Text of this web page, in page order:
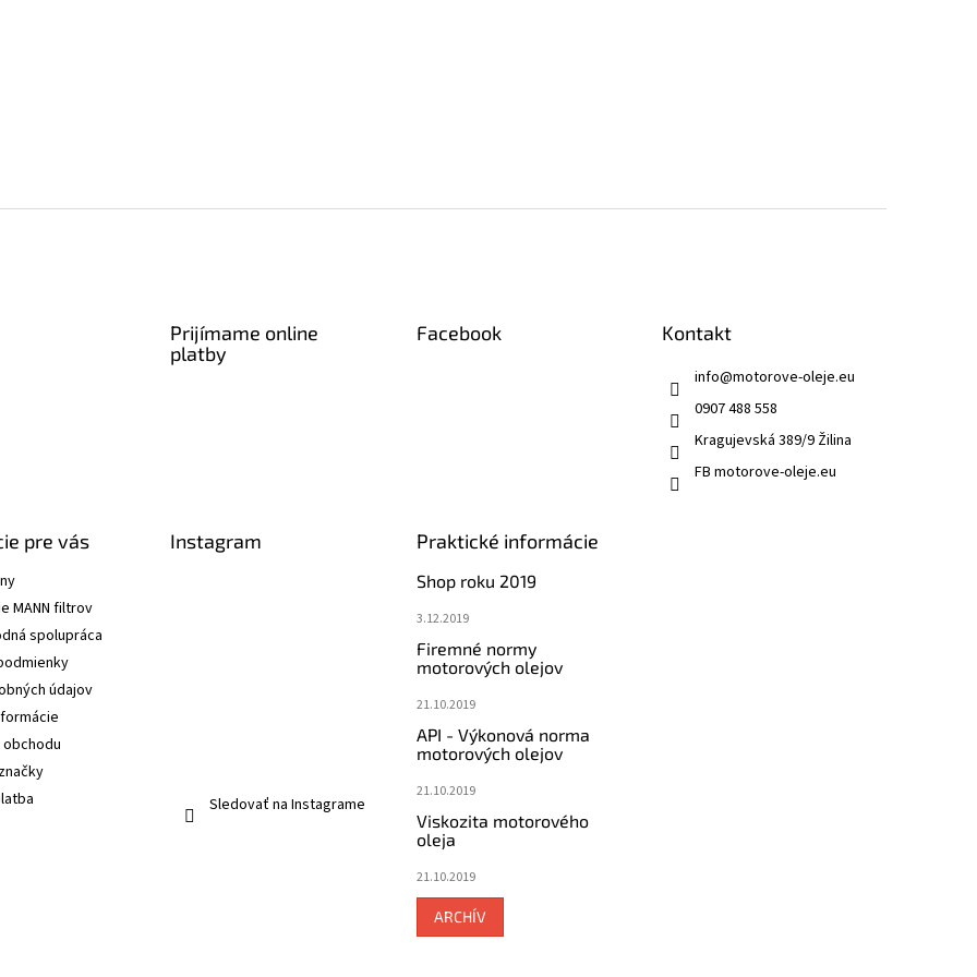
Prijímame online
platby
Facebook Kontakt
info@motorove-oleje.eu
0907 488 558
Kragujevská 389/9 Žilina
FB motorove-oleje.eu
pre vás
MANN filtrov
spolupráca
údajov
Instagram
Sledovať na Instagrame
Praktické informácie
Shop roku 2019
3.12.2019
Firemné normy
motorových olejov
21.10.2019
API - Výkonová norma
motorových olejov
21.10.2019
Viskozita motorového
oleja
21.10.2019
ARCHÍV